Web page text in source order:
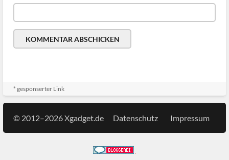
* gesponserter Link
© 2012–2026 Xgadget.de Datenschutz Impressum